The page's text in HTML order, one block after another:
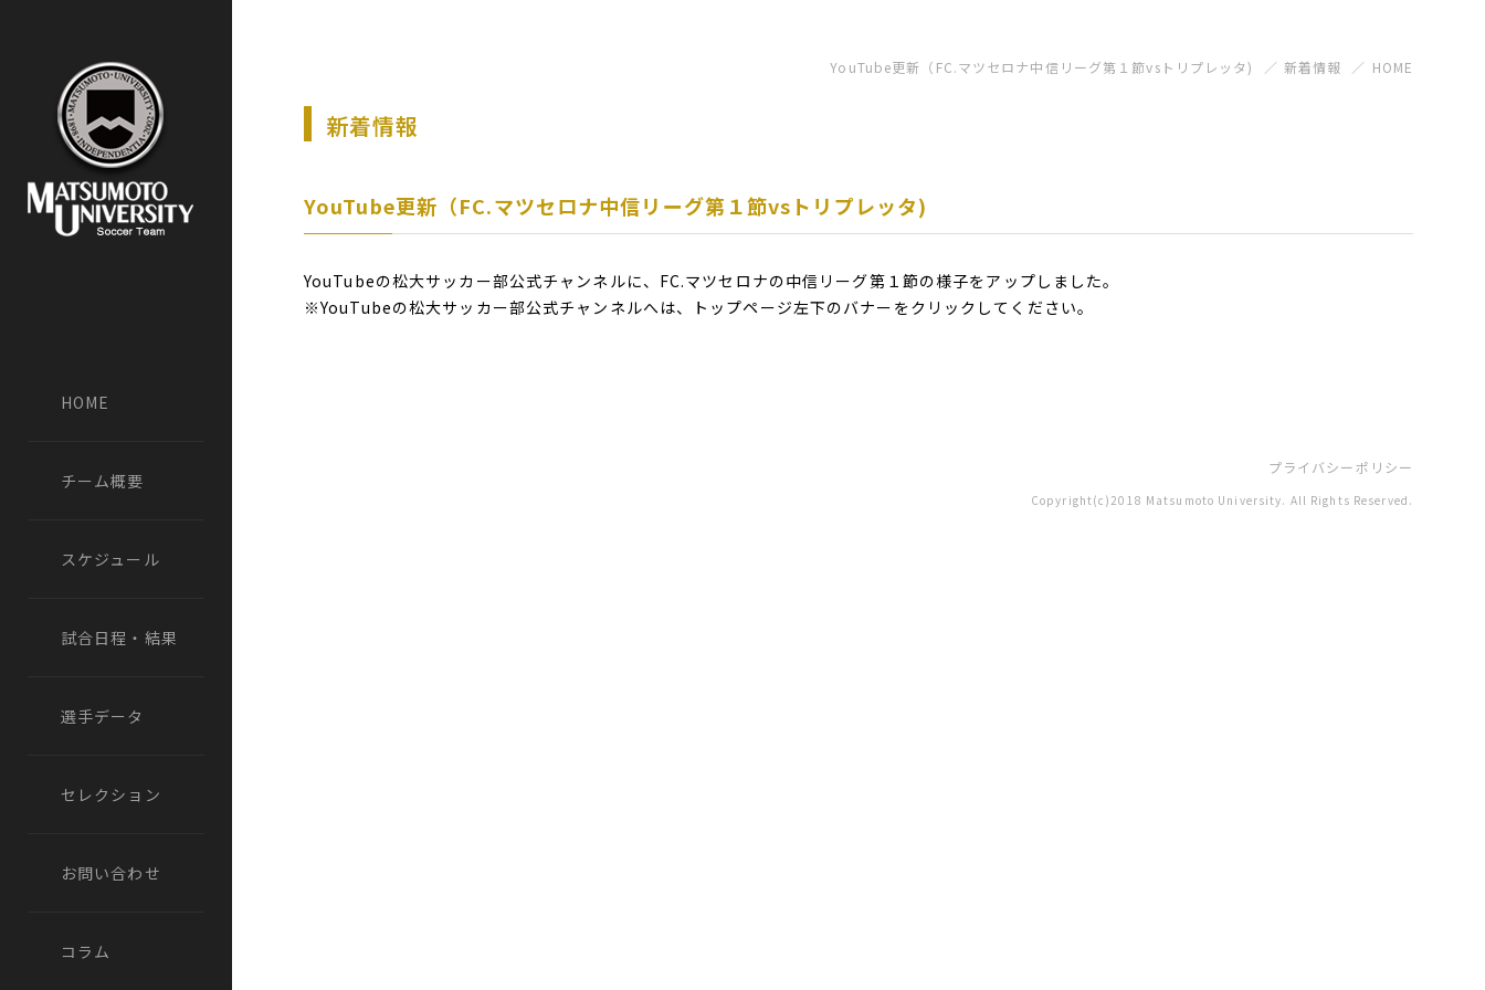
HOME
チーム概要
スケジュール
試合日程・結果
選手データ
セレクション
お問い合わせ
コラム
YouTube更新（FC.マツセロナ中信リーグ第１節vsトリプレッタ) 新着情報 HOME
新着情報
YouTube更新（FC.マツセロナ中信リーグ第１節vsトリプレッタ)
YouTubeの松大サッカー部公式チャンネルに、FC.マツセロナの中信リーグ第１節の様子をアップしました。
※YouTubeの松大サッカー部公式チャンネルへは、トップページ左下のバナーをクリックしてください。
プライバシーポリシー
Copyright(c)2018 Matsumoto University. All Rights Reserved.